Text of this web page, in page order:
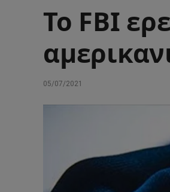
Το FBI
05/07/2021